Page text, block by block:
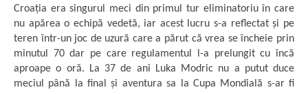
Croația era singurul meci din primul tur eliminatoriu în care
nu apărea o echipă vedetă, iar acest lucru s-a reflectat și pe
teren într-un joc de uzură care a părut că vrea se încheie prin
minutul 70 dar pe care regulamentul l-a prelungit cu încă
aproape o oră. La 37 de ani Luka Modric nu a putut duce
meciul până la final și aventura sa la Cupa Mondială s-ar fi